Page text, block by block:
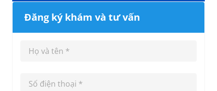
Đăng ký khám và tư vấn